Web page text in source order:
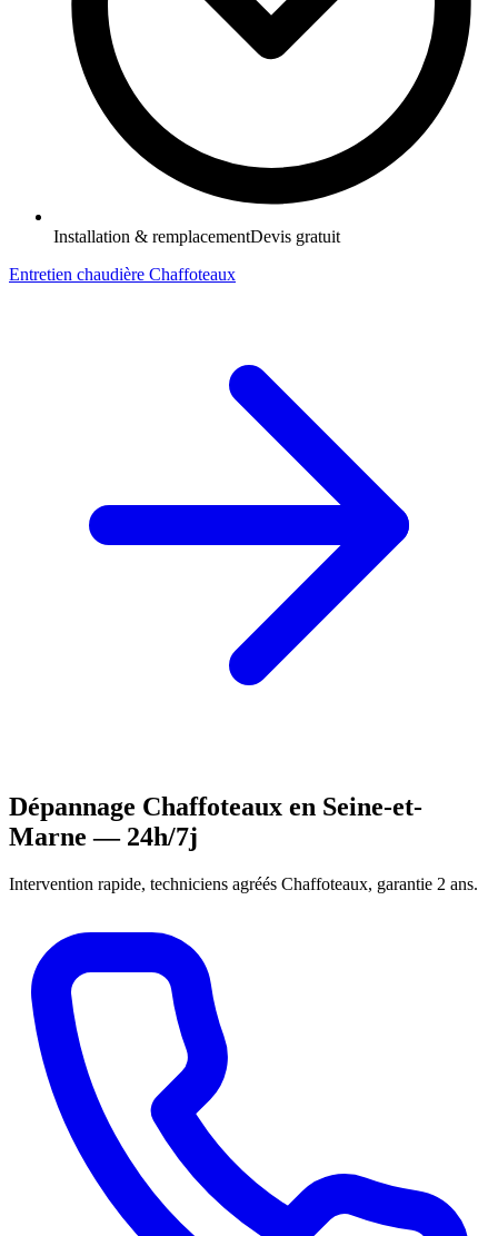
Installation & remplacementDevis gratuit
Entretien chaudière Chaffoteaux
Dépannage Chaffoteaux en Seine-et-
Marne — 24h/7j
Intervention rapide, techniciens agréés Chaffoteaux, garantie 2 ans.